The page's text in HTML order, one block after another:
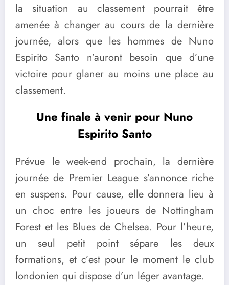
la situation au classement pourrait être
amenée à changer au cours de la dernière
journée, alors que les hommes de Nuno
Espirito Santo n’auront besoin que d’une
victoire pour glaner au moins une place au
classement.
Une finale à venir pour Nuno
Espirito Santo
Prévue le week-end prochain, la dernière
journée de Premier League s’annonce riche
en suspens. Pour cause, elle donnera lieu à
un choc entre les joueurs de Nottingham
Forest et les Blues de Chelsea. Pour l’heure,
un seul petit point sépare les deux
formations, et c’est pour le moment le club
londonien qui dispose d’un léger avantage.